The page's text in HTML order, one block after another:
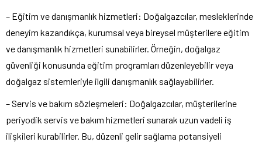
– Eğitim ve danışmanlık hizmetleri: Doğalgazcılar, mesleklerinde
deneyim kazandıkça, kurumsal veya bireysel müşterilere eğitim
ve danışmanlık hizmetleri sunabilirler. Örneğin, doğalgaz
güvenliği konusunda eğitim programları düzenleyebilir veya
doğalgaz sistemleriyle ilgili danışmanlık sağlayabilirler.
– Servis ve bakım sözleşmeleri: Doğalgazcılar, müşterilerine
periyodik servis ve bakım hizmetleri sunarak uzun vadeli iş
ilişkileri kurabilirler. Bu, düzenli gelir sağlama potansiyeli